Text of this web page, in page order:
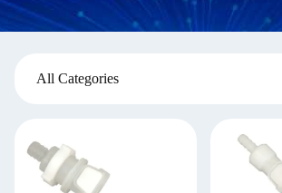
All Categories